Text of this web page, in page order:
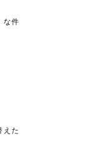
な件
えた